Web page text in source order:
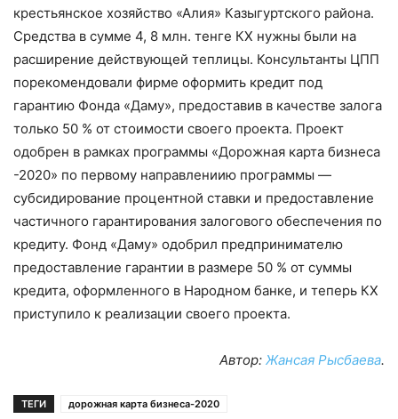
крестьянское хозяйство «Алия» Казыгуртского района.
Средства в сумме 4, 8 млн. тенге КХ нужны были на
расширение действующей теплицы. Консультанты ЦПП
порекомендовали фирме оформить кредит под
гарантию Фонда «Даму», предоставив в качестве залога
только 50 % от стоимости своего проекта. Проект
одобрен в рамках программы «Дорожная карта бизнеса
-2020» по первому направлениию программы —
субсидирование процентной ставки и предоставление
частичного гарантирования залогового обеспечения по
кредиту. Фонд «Даму» одобрил предпринимателю
предоставление гарантии в размере 50 % от суммы
кредита, оформленного в Народном банке, и теперь КХ
приступило к реализации своего проекта.
Автор: Жансая Рысбаева.
ТЕГИ
дорожная карта бизнеса-2020